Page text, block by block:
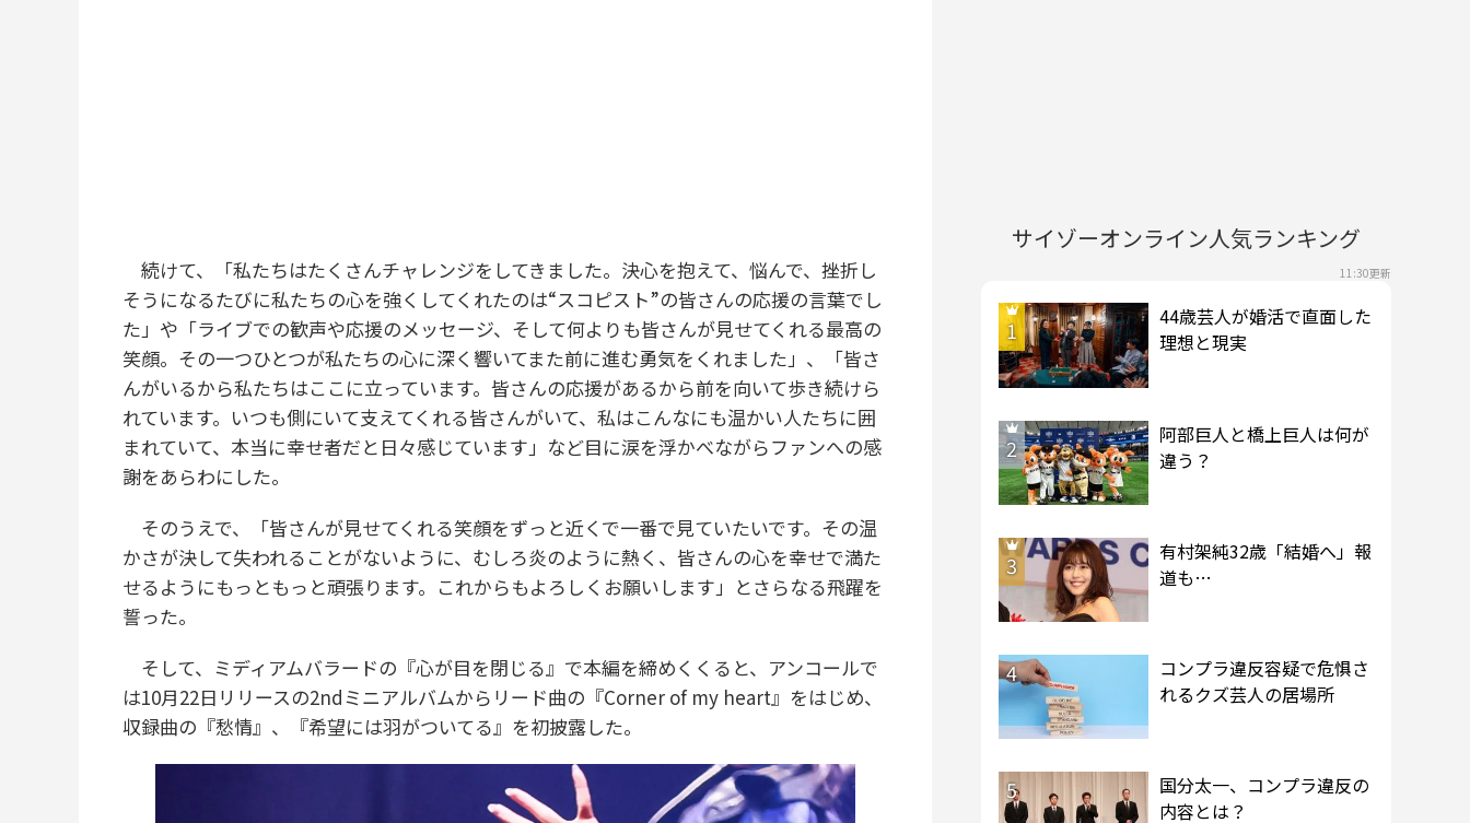
続けて、「私たちはたくさんチャレンジをしてきました。決心を抱えて、悩んで、挫折し
そうになるたびに私たちの心を強くしてくれたのは“スコピスト”の皆さんの応援の言葉でし
た」や「ライブでの歓声や応援のメッセージ、そして何よりも皆さんが見せてくれる最高の
笑顔。その一つひとつが私たちの心に深く響いてまた前に進む勇気をくれました」、「皆さ
んがいるから私たちはここに立っています。皆さんの応援があるから前を向いて歩き続けら
れています。いつも側にいて支えてくれる皆さんがいて、私はこんなにも温かい人たちに囲
まれていて、本当に幸せ者だと日々感じています」など目に涙を浮かべながらファンへの感
謝をあらわにした。
そのうえで、「皆さんが見せてくれる笑顔をずっと近くで一番で見ていたいです。その温
かさが決して失われることがないように、むしろ炎のように熱く、皆さんの心を幸せで満た
せるようにもっともっと頑張ります。これからもよろしくお願いします」とさらなる飛躍を
誓った。
そして、ミディアムバラードの『心が目を閉じる』で本編を締めくくると、アンコールで
は10月22日リリースの2ndミニアルバムからリード曲の『Corner of my heart』をはじめ、
収録曲の『愁情』、『希望には羽がついてる』を初披露した。
サイゾーオンライン人気ランキング
11:30更新
1
44歳芸人が婚活で直面した
理想と現実
2
阿部巨人と橋上巨人は何が
違う？
3
有村架純32歳「結婚へ」報
道も…
4
コンプラ違反容疑で危惧さ
れるクズ芸人の居場所
5
国分太一、コンプラ違反の
内容とは？